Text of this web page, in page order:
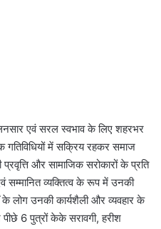
एवं सरल स्वभाव के लिए शहरभर
में सक्रिय रहकर समाज
और सामाजिक सरोकारों के प्रति
सम्मानित व्यक्तित्व के रूप में उनकी
के लोग उनकी कार्यशैली और व्यवहार के
6 पुत्रों केके सरावगी, हरीश